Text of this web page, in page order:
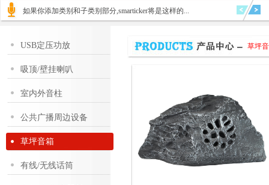
如果你添加类别和子类别部分,smarticker将是这样的...
USB定压功放
吸顶/壁挂喇叭
室内外音柱
公共广播周边设备
草坪音箱
有线/无线话筒
草坪